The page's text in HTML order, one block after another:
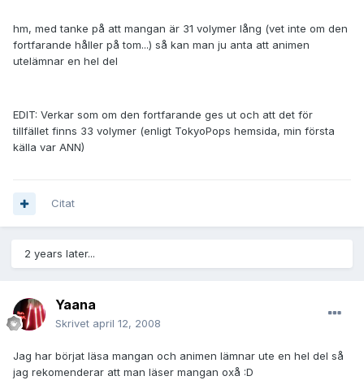
hm, med tanke på att mangan är 31 volymer lång (vet inte om den
fortfarande håller på tom...) så kan man ju anta att animen
utelämnar en hel del
EDIT: Verkar som om den fortfarande ges ut och att det för
tillfället finns 33 volymer (enligt TokyoPops hemsida, min första
källa var ANN)
Citat
2 years later...
Yaana
Skrivet april 12, 2008
Jag har börjat läsa mangan och animen lämnar ute en hel del så
jag rekomenderar att man läser mangan oxå :D